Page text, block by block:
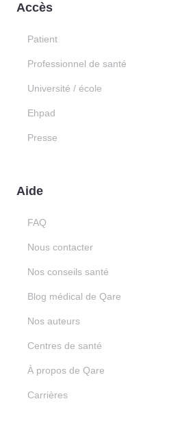
Accès
Patient
Professionnel de santé
Université / école
Ehpad
Presse
Aide
FAQ
Nous contacter
Nos conseils santé
Blog médical de Qare
Nos auteurs
Centres de santé
À propos de Qare
Carrières